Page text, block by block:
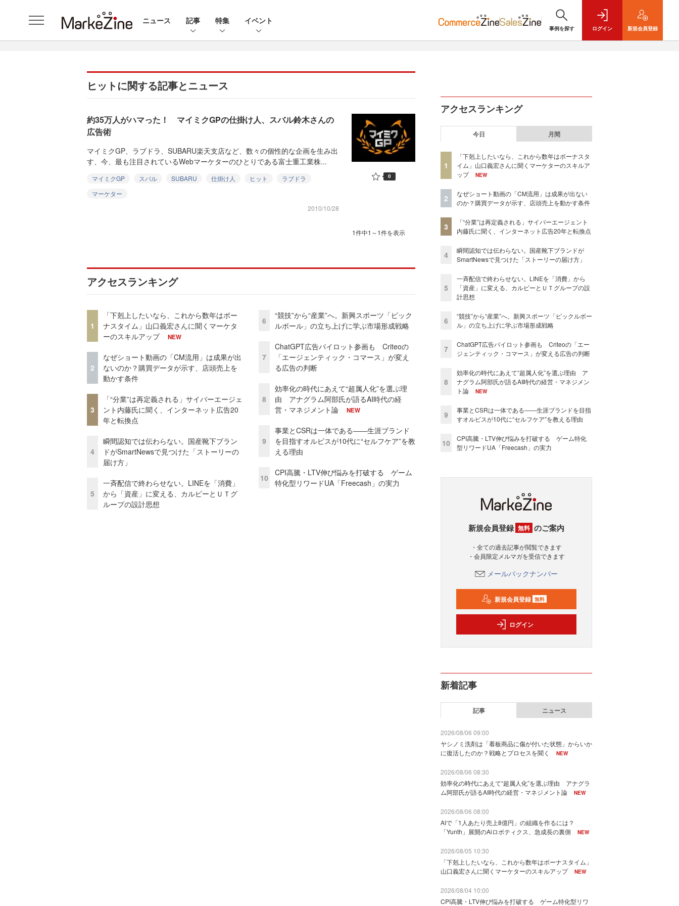
ニュース 記事 特集 イベント
事例を探す ログイン 新規会員登録
ヒットに関する記事とニュース
約35万人がハマった！ マイミクGPの仕掛け人、スバル鈴木さんの
広告術
マイミクGP、ラブドラ、SUBARU楽天支店など、数々の個性的な企画を生み出
す、今、最も注目されているWebマーケターのひとりである富士重工業株...
マイミクGP スバル SUBARU 仕掛け人 ヒット
ラブドラ
マーケター
2010/10/28
0
1件中1～1件を表示
アクセスランキング
1
「下剋上したいなら、これから数年はボー
ナスタイム」山口義宏さんに聞くマーケタ
ーのスキルアップ
NEW
2
なぜショート動画の「CM流用」は成果が出
ないのか？購買データが示す、店頭売上を
動かす条件
3
「“分業”は再定義される」サイバーエージェ
ント内藤氏に聞く、インターネット広告20
年と転換点
4
瞬間認知では伝わらない。国産靴下ブラン
ドがSmartNewsで見つけた「ストーリーの
届け方」
5
一斉配信で終わらせない。LINEを「消費」
から「資産」に変える、カルビーとＵＴグ
ループの設計思想
6
“競技”から“産業”へ。新興スポーツ「ピック
ルボール」の立ち上げに学ぶ市場形成戦略
7
ChatGPT広告パイロット参画も Criteoの
「エージェンティック・コマース」が変え
る広告の判断
8
効率化の時代にあえて“超属人化”を選ぶ理
由 アナグラム阿部氏が語るAI時代の経
営・マネジメント論
NEW
9
事業とCSRは一体である――生涯ブランド
を目指すオルビスが10代に“セルフケア”を教
える理由
10
CPI高騰・LTV伸び悩みを打破する ゲーム
特化型リワードUA「Freecash」の実力
アクセスランキング
今日 月間
1
「下剋上したいなら、これから数年はボーナスタ
イム」山口義宏さんに聞くマーケターのスキルア
ップ
NEW
2
なぜショート動画の「CM流用」は成果が出ない
のか？購買データが示す、店頭売上を動かす条件
3
「“分業”は再定義される」サイバーエージェント
内藤氏に聞く、インターネット広告20年と転換点
4
瞬間認知では伝わらない。国産靴下ブランドが
SmartNewsで見つけた「ストーリーの届け方」
5
一斉配信で終わらせない。LINEを「消費」から
「資産」に変える、カルビーとＵＴグループの設
計思想
6
“競技”から“産業”へ。新興スポーツ「ピックルボー
ル」の立ち上げに学ぶ市場形成戦略
7
ChatGPT広告パイロット参画も Criteoの「エー
ジェンティック・コマース」が変える広告の判断
8
効率化の時代にあえて“超属人化”を選ぶ理由 ア
ナグラム阿部氏が語るAI時代の経営・マネジメン
ト論
NEW
9
事業とCSRは一体である――生涯ブランドを目指
すオルビスが10代に“セルフケア”を教える理由
10
CPI高騰・LTV伸び悩みを打破する ゲーム特化
型リワードUA「Freecash」の実力
新規会員登録 無料 のご案内
・全ての過去記事が閲覧できます
・会員限定メルマガを受信できます
メールバックナンバー
新規会員登録 無料
ログイン
新着記事
記事 ニュース
2026/08/06 09:00
ヤシノミ洗剤は「看板商品に傷が付いた状態」からいか
に復活したのか？戦略とプロセスを聞く
NEW
2026/08/06 08:30
効率化の時代にあえて“超属人化”を選ぶ理由 アナグラ
ム阿部氏が語るAI時代の経営・マネジメント論
NEW
2026/08/06 08:00
AIで「1人あたり売上8億円」の組織を作るには？
「Yunth」展開のAiロボティクス、急成長の裏側
NEW
2026/08/05 10:30
「下剋上したいなら、これから数年はボーナスタイム」
山口義宏さんに聞くマーケターのスキルアップ
NEW
2026/08/04 10:00
CPI高騰・LTV伸び悩みを打破する ゲーム特化型リワ